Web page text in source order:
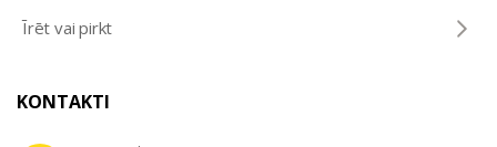
Īrēt vai pirkt
KONTAKTI